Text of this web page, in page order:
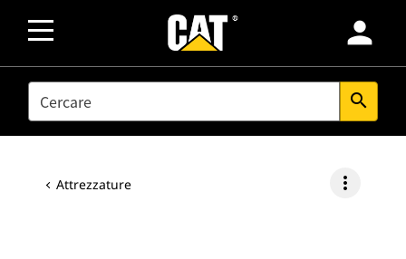
person
SEARCH search
Attrezzature more_vert